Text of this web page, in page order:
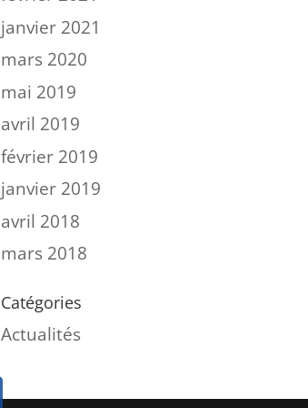
janvier 2021
mars 2020
mai 2019
avril 2019
février 2019
janvier 2019
avril 2018
mars 2018
Catégories
Actualités